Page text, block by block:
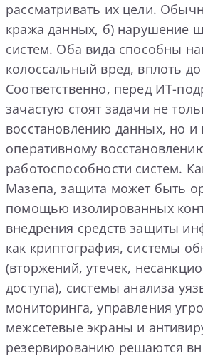
рассматривать их цели.
кража данных, б) нарушение
систем. Оба вида способны
колоссальный вред, вплоть до
Соответственно, перед ИТ-
зачастую стоят задачи не
восстановлению данных, но и
оперативному
работоспособности систем.
Мазепа, защита может быть
помощью изолированных
внедрения средств защиты
как криптография, системы
(вторжений, утечек,
доступа), системы анализа
мониторинга, управления
межсетевые экраны и
резервированию решаются